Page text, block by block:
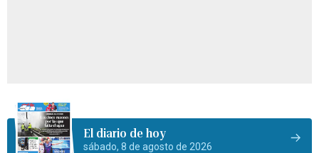
El diario de hoy
sábado, 8 de agosto de 2026